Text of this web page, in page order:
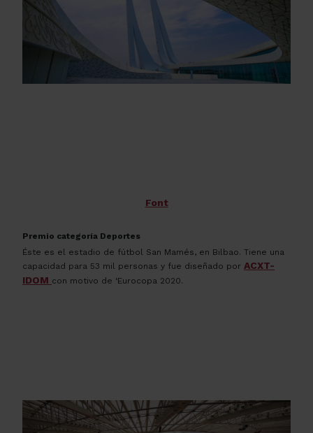
Font
Premio categoría Deportes
Éste es el estadio de fútbol San Mamés, en Bilbao. Tiene una
capacidad para 53 mil personas y fue diseñado por ACXT-
IDOM con motivo de ‘Eurocopa 2020.